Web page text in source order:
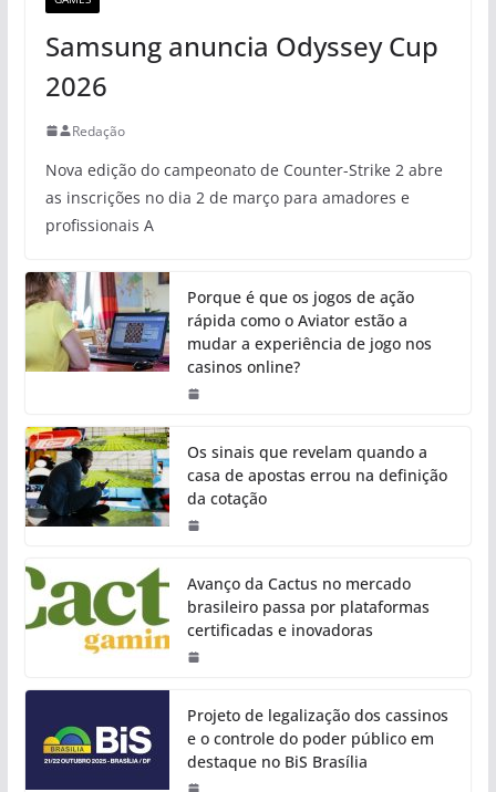
Samsung anuncia Odyssey Cup
2026
Redação
Nova edição do campeonato de Counter-Strike 2 abre
as inscrições no dia 2 de março para amadores e
profissionais A
Porque é que os jogos de ação
rápida como o Aviator estão a
mudar a experiência de jogo nos
casinos online?
Os sinais que revelam quando a
casa de apostas errou na definição
da cotação
Avanço da Cactus no mercado
brasileiro passa por plataformas
certificadas e inovadoras
Projeto de legalização dos cassinos
e o controle do poder público em
destaque no BiS Brasília